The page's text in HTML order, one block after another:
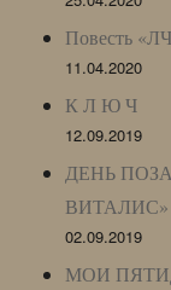
Повесть
11.04.2020
К Л Ю Ч
12.09.2019
ДЕНЬ
ВИТАЛИС»
02.09.2019
МОИ